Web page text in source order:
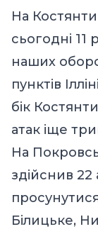
На
сьогодні 11
наших
пунктів
бік
атак іще
На
здійснив
Білицьке,